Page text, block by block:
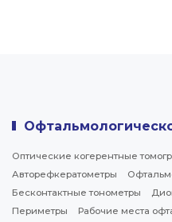
Оптические когерентные
Авторефкератометры
Бесконтактные тонометры
Периметры
Рабочие места